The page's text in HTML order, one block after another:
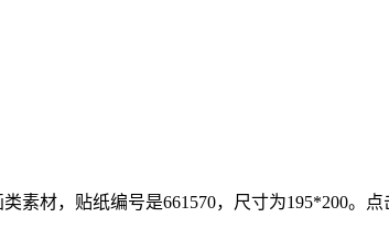
材，贴纸编号是661570，尺寸为195*200。